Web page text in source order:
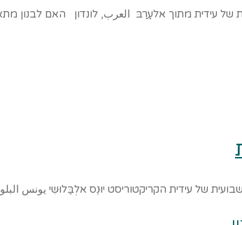
של עידית מתוך אלעַרַבּ العرب, לונדון האם לבנון
של עידית הקריקטוריסט יוּנֶס אלְבַּלוּשִי يونس